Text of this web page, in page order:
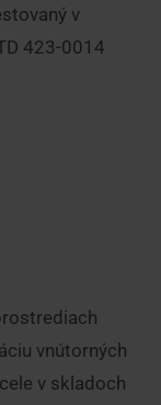
v
423-0014
vnútorných
v skladoch